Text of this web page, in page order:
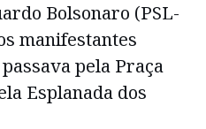
Bolsonaro (PSL-
manifestantes
pela Praça
Esplanada dos